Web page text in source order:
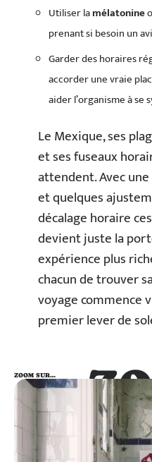
Utiliser lamélatonine
prenant si besoin un
Garder des horaires
accorder une vraie
aider l’organisme à se
Le Mexique, ses
et ses fuseaux
attendent. Avec
et quelques
décalage horaire
devient juste la
expérience plus
chacun de trouver
voyage commence
premier lever de
ZOOM SUR…